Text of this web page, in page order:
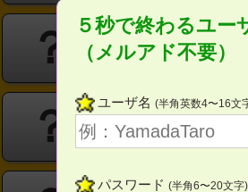
？
？
？
？
５秒で終わるユー
（メルアド不要）
ユーザ名 (半角英数4〜16文
パスワード (半角6〜20文字)